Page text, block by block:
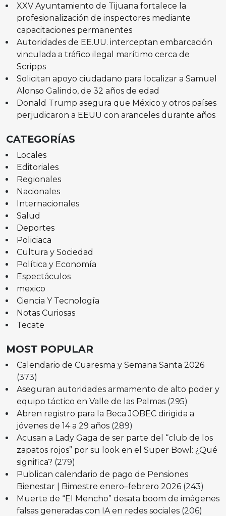
XXV Ayuntamiento de Tijuana fortalece la
profesionalización de inspectores mediante
capacitaciones permanentes
Autoridades de EE.UU. interceptan embarcación
vinculada a tráfico ilegal marítimo cerca de
Scripps
Solicitan apoyo ciudadano para localizar a Samuel
Alonso Galindo, de 32 años de edad
Donald Trump asegura que México y otros países
perjudicaron a EEUU con aranceles durante años
CATEGORÍAS
Locales
Editoriales
Regionales
Nacionales
Internacionales
Salud
Deportes
Policiaca
Cultura y Sociedad
Política y Economía
Espectáculos
mexico
Ciencia Y Tecnología
Notas Curiosas
Tecate
MOST POPULAR
Calendario de Cuaresma y Semana Santa 2026
(373)
Aseguran autoridades armamento de alto poder y
equipo táctico en Valle de las Palmas (295)
Abren registro para la Beca JOBEC dirigida a
jóvenes de 14 a 29 años (289)
Acusan a Lady Gaga de ser parte del “club de los
zapatos rojos” por su look en el Super Bowl: ¿Qué
significa? (279)
Publican calendario de pago de Pensiones
Bienestar | Bimestre enero–febrero 2026 (243)
Muerte de “El Mencho” desata boom de imágenes
falsas generadas con IA en redes sociales (206)